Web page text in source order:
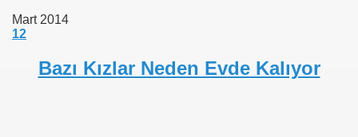
Mart 2014
12
Bazı Kızlar Neden Evde Kalıyor